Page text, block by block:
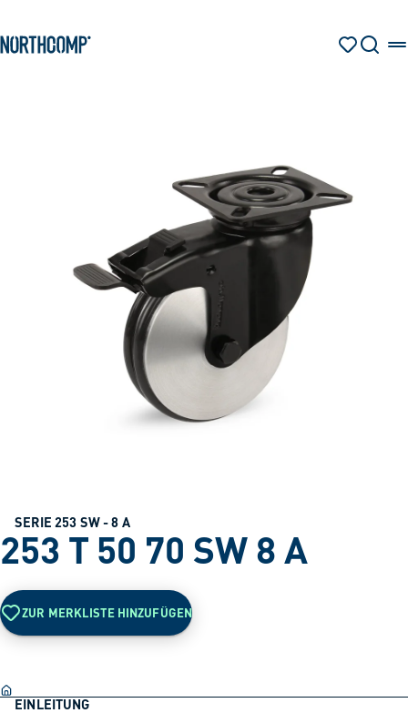
Zur Navigation springen
SUCHE
DE
SERIE 253 SW - 8 A
253 T 50 70 SW 8 A
ZUR MERKLISTE HINZUFÜGEN
EINLEITUNG